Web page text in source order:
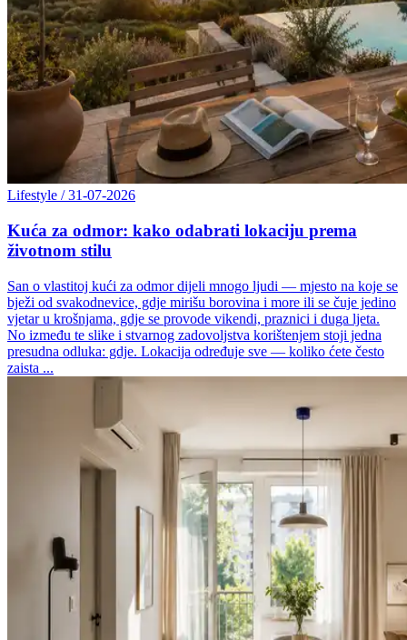
Lifestyle / 31-07-2026
Kuća za odmor: kako odabrati lokaciju prema
životnom stilu
San o vlastitoj kući za odmor dijeli mnogo ljudi — mjesto na koje se
bježi od svakodnevice, gdje mirišu borovina i more ili se čuje jedino
vjetar u krošnjama, gdje se provode vikendi, praznici i duga ljeta.
No između te slike i stvarnog zadovoljstva korištenjem stoji jedna
presudna odluka: gdje. Lokacija određuje sve — koliko ćete često
zaista ...